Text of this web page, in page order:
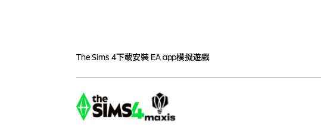
The Sims 4下載安裝 EA app模擬遊戲